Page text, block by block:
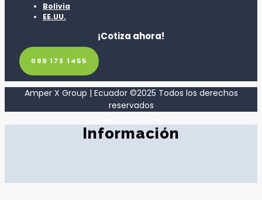
Bolivia
EE.UU.
¡Cotiza ahora!
099 173 1455
Amper X Group | Ecuador ©2025 Todos los derechos
reservados
Información